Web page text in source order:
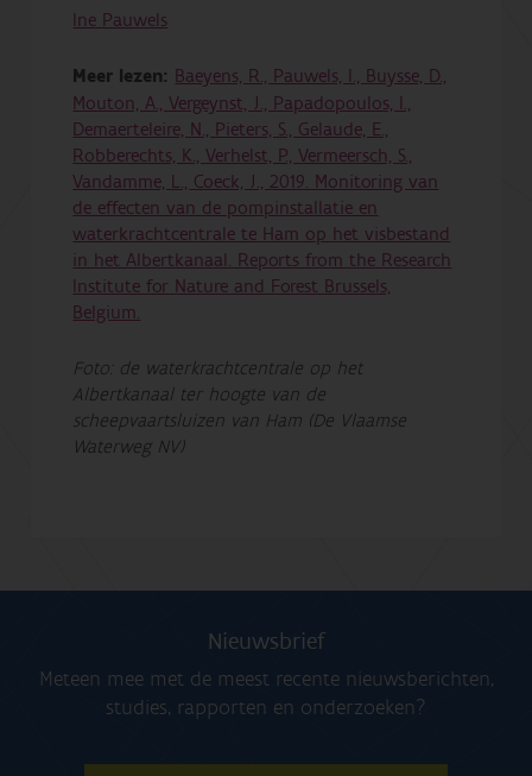
Ine Pauwels
Meer lezen: Baeyens, R., Pauwels, I., Buysse, D.,
Mouton, A., Vergeynst, J., Papadopoulos, I.,
Demaerteleire, N., Pieters, S., Gelaude, E.,
Robberechts, K., Verhelst, P., Vermeersch, S.,
Vandamme, L., Coeck, J., 2019. Monitoring van
de effecten van de pompinstallatie en
waterkrachtcentrale te Ham op het visbestand
in het Albertkanaal. Reports from the Research
Institute for Nature and Forest Brussels,
Belgium.
Foto: de waterkrachtcentrale op het
Albertkanaal ter hoogte van de
scheepvaartsluizen van Ham (De Vlaamse
Waterweg NV)
Nieuwsbrief
Meteen mee met de meest recente nieuwsberichten,
studies, rapporten en onderzoeken?